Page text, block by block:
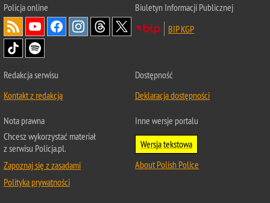
Policjaonline
Biuletyn Informacji Publicznej
BIP KGP
Redakcja serwisu
Kontakt z redakcją
Dostępność
Deklaracja dostępności
Nota prawna
Chcesz wykorzystać materiał
z serwisu Policja.pl.
Zapoznaj się z zasadami
Polityka prywatności
Inne wersje portalu
Wersja tekstowa
About Polish Police